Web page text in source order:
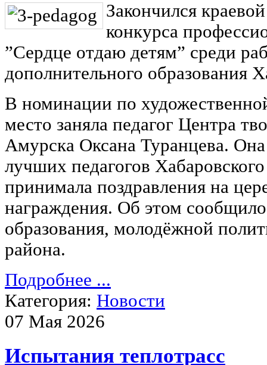
Закончился
конкурса
”Сердце отдаю детям” среди
дополнительного образования
В номинации по
место заняла педагог Центра
Амурска Оксана Туранцева.
лучших педагогов
принимала поздравления на
награждения. Об этом
образования, молодёжной
района.
Подробнее ...
Категория: Новости
07 Мая 2026
Испытания теплотрасс